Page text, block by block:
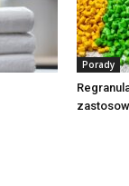
Porady